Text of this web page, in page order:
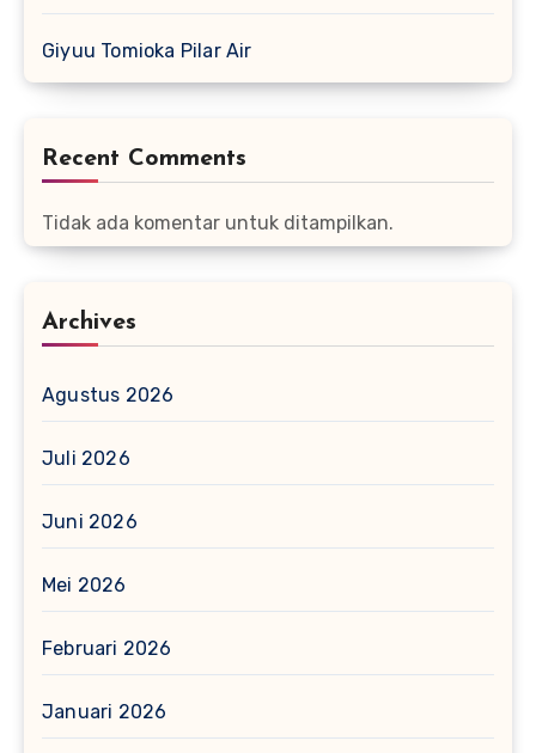
Giyuu Tomioka Pilar Air
Recent Comments
Tidak ada komentar untuk ditampilkan.
Archives
Agustus 2026
Juli 2026
Juni 2026
Mei 2026
Februari 2026
Januari 2026